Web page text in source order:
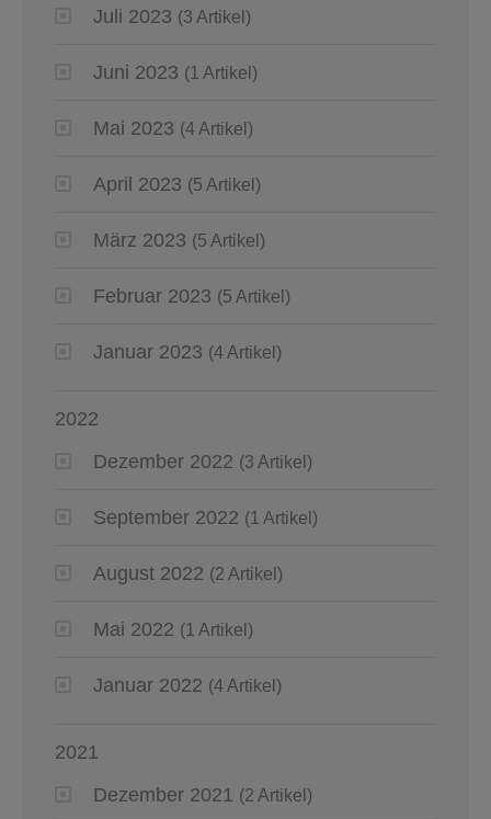
Juli 2023 (3 Artikel)
Juni 2023 (1 Artikel)
Mai 2023 (4 Artikel)
April 2023 (5 Artikel)
März 2023 (5 Artikel)
Februar 2023 (5 Artikel)
Januar 2023 (4 Artikel)
2022
Dezember 2022 (3 Artikel)
September 2022 (1 Artikel)
August 2022 (2 Artikel)
Mai 2022 (1 Artikel)
Januar 2022 (4 Artikel)
2021
Dezember 2021 (2 Artikel)